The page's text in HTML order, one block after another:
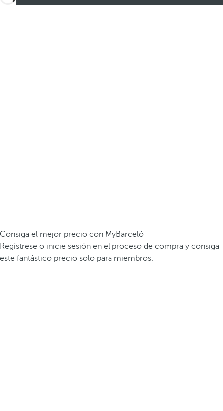
Consiga el mejor precio con MyBarceló
Regístrese o inicie sesión en el proceso de compra y consiga
este fantástico precio solo para miembros.